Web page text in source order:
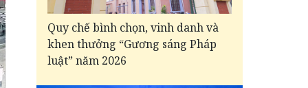
Quy chế bình chọn, vinh danh và
khen thưởng “Gương sáng Pháp
luật” năm 2026